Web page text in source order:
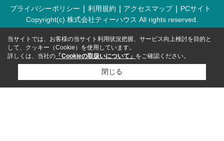
プライバシーポリシー 利用規約 アクセスマップ
PCサイト
Copyright(c) 株式会社ティーハウス All rights reserved.
当サイトでは、お客様の当サイト利用状況把握、サービス向上検討を目的と
して、クッキー（Cookie）を使用しています。
詳しくは、当社の 「Cookieの取扱いについて」 をご確認ください。
閉じる